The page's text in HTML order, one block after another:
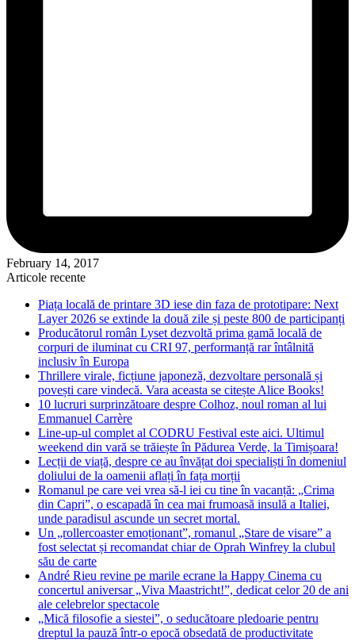
February 14, 2017
Articole recente
Piața locală de printare 3D iese din faza de prototipare: Next
Layer 2026 se extinde la două zile și peste 800 de participanți
Producătorul român Lyset dezvoltă prima gamă locală de
corpuri de iluminat cu CRI 97, performanță rar întâlnită
inclusiv în Europa
Thrillere virale, ficțiune japoneză, dezvoltare personală și
povești care vindecă. Vara aceasta se citește Alice Books!
10 lucruri surprinzătoare despre Colhoz, noul roman al lui
Emmanuel Carrère
Line-up-ul complet al CODRU Festival este aici. Ultimul
weekend din vară se trăiește în Pădurea Verde, la Timișoara!
Lecții de viață, despre ce au învățat doi specialiști în domeniul
doliului de la oamenii aflați în fața morții
Romanul pe care vei vrea să-l iei cu tine în vacanță: „Crima
din Capri”, o escapadă în cea mai frumoasă insulă a Italiei,
unde paradisul ascunde un secret mortal.
Un „rollercoaster emoționant”, romanul „Stare de visare” a
fost selectat și recomandat chiar de Oprah Winfrey la clubul
său de carte
André Rieu revine pe marile ecrane la Happy Cinema cu
concertul aniversar „Viva Maastricht!”, dedicat celor 20 de ani
ale celebrelor spectacole
„Mică filosofie a siestei”, o seducătoare pledoarie pentru
dreptul la pauză într-o epocă obsedată de productivitate